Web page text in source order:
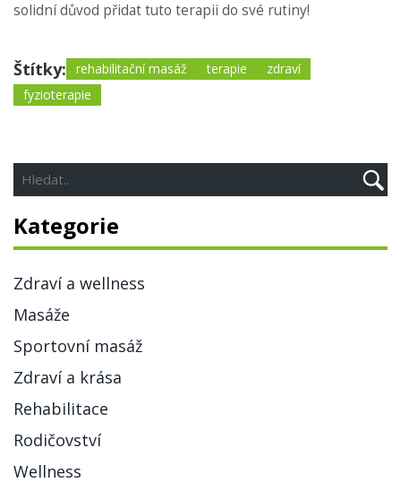
solidní důvod přidat tuto terapii do své rutiny!
Štítky: rehabilitační masáž terapie
zdraví
fyzioterapie
Kategorie
Zdraví a wellness
Masáže
Sportovní masáž
Zdraví a krása
Rehabilitace
Rodičovství
Wellness